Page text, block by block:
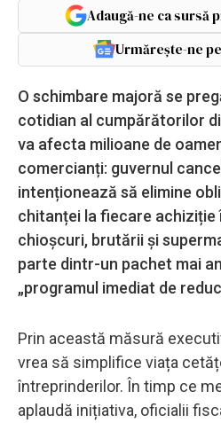
Adaugă-ne ca sursă
Urmărește-ne
O schimbare majoră se
cotidian al cumpărătorilor
va afecta milioane de
comercianți: guvernul
intenționează să elimine
chitanței la fiecare achiziție
chioșcuri, brutării și
parte dintr-un pachet mai
„programul imediat de
Prin această măsură
vrea să simplifice viața
întreprinderilor. În timp ce
aplaudă inițiativa, oficialii